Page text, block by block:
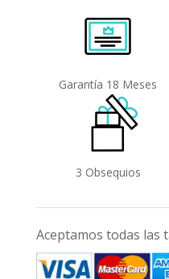
Garantía 18 Meses
3 Obsequios
Aceptamos todas las